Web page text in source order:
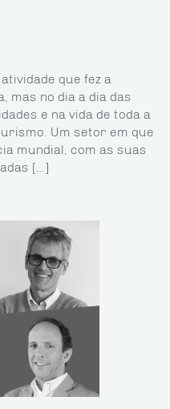
que fez a
mas no dia a dia das
e na vida de toda a
Um setor em que
mundial, com as suas
[…]